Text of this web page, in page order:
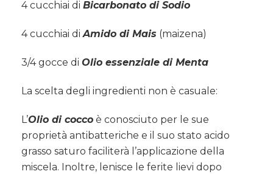
4 cucchiai di Bicarbonato di Sodio
4 cucchiai diAmido di Mais (maizena)
3/4 gocce di Olio essenziale di Menta
La scelta degli ingredienti non è casuale:
L’Olio di cocco è conosciuto per le sue
proprietà antibatteriche e il suo stato acido
grasso saturo faciliterà l’applicazione della
miscela. Inoltre, lenisce le ferite lievi dopo